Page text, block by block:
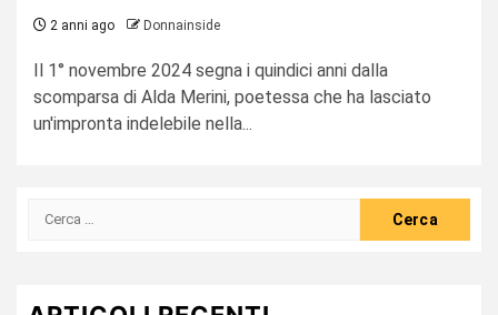
2 anni ago Donnainside
Il 1° novembre 2024 segna i quindici anni dalla
scomparsa di Alda Merini, poetessa che ha lasciato
un'impronta indelebile nella...
Ricerca